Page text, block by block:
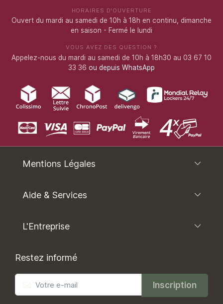
HORAIRES D'OUVERTURE
Ouvert du mardi au samedi de 10h à 18h en continu, dimanche
en saison - Fermé le lundi
VOUS AVEZ DES QUESTION ?
Appelez-nous du mardi au samedi de 10h à 18h30 au 03 67 10
33 36 ou depuis WhatsApp
Mentions Légales
Aide & Services
L'Entreprise
Restez informé
Inscription